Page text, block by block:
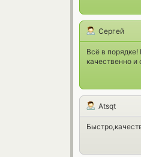
Сергей
Всё в
качественно и
Atsqt